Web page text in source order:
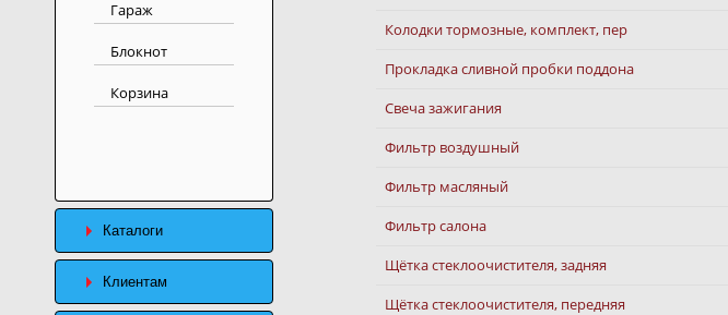
Гараж
Блокнот
Корзина
Каталоги
Клиентам
Колодки тормозные, комплект, пер
Прокладка сливной пробки поддона
Свеча зажигания
Фильтр воздушный
Фильтр масляный
Фильтр салона
Щётка стеклоочистителя, задняя
Щётка стеклоочистителя, передняя